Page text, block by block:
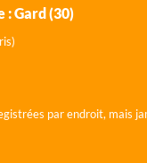
Gard (30)
par endroit, mais